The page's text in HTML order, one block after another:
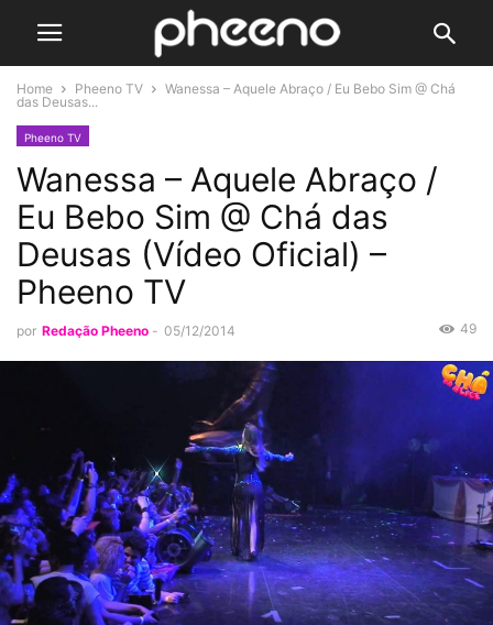
Home Pheeno TV
Wanessa – Aquele Abraço / Eu Bebo Sim @ Chá
das Deusas...
Pheeno TV
Wanessa – Aquele Abraço /
Eu Bebo Sim @ Chá das
Deusas (Vídeo Oficial) –
Pheeno TV
por Redação Pheeno - 05/12/2014 49